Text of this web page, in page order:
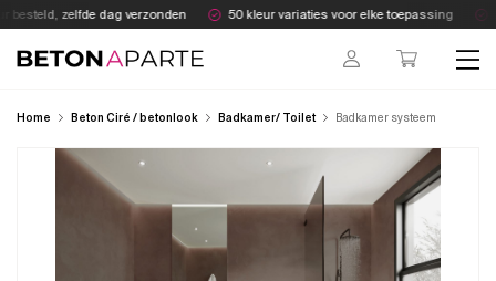
Skip
to
content
zelfde dag verzonden 50 kleur variaties voor elke toepassing
Beton Aparte
Home Beton Ciré / betonlook Badkamer/ Toilet Badkamer systeem